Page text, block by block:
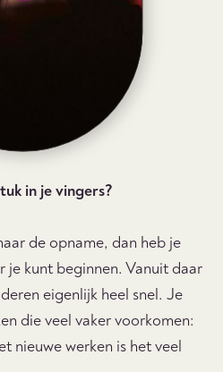
in je vingers?
de opname, dan heb je
je kunt beginnen. Vanuit daar
eigenlijk heel snel. Je
die veel vaker voorkomen:
nieuwe werken is het veel
Navarro
orkestgroep
9 altviolisten 11
Galerij Op het podium